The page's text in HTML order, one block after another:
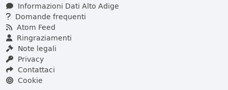
Informazioni Dati Alto Adige
Domande frequenti
Atom Feed
Ringraziamenti
Note legali
Privacy
Contattaci
Cookie